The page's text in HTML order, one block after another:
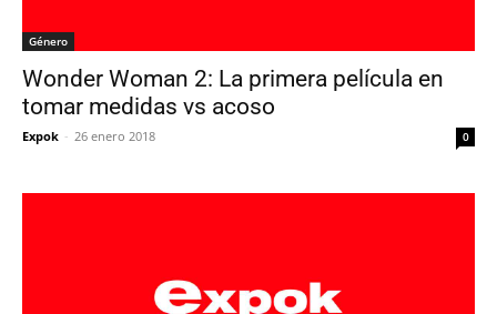
Género
Wonder Woman 2: La primera película en
tomar medidas vs acoso
Expok - 26 enero 2018 0